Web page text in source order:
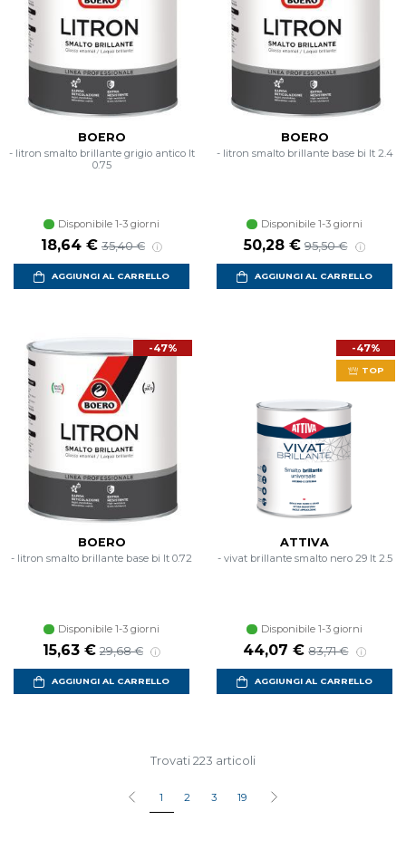
BOERO
- litron smalto brillante grigio antico lt
0.75
Disponibile 1-3 giorni
Prezzo scontato
18,64 € Prezzo di listino
35,40 €
AGGIUNGI AL CARRELLO
BOERO
- litron smalto brillante base bi lt 2.4
Disponibile 1-3 giorni
Prezzo scontato
50,28 € Prezzo di listino
95,50 €
AGGIUNGI AL CARRELLO
-47%
BOERO
- litron smalto brillante base bi lt 0.72
Disponibile 1-3 giorni
Prezzo scontato
15,63 € Prezzo di listino
29,68 €
AGGIUNGI AL CARRELLO
-47%
TOP
ATTIVA
- vivat brillante smalto nero 29 lt 2.5
Disponibile 1-3 giorni
Prezzo scontato
44,07 € Prezzo di
83,71 €
AGGIUNGI AL CARRELLO
Trovati 223 articoli
1 2 3 19